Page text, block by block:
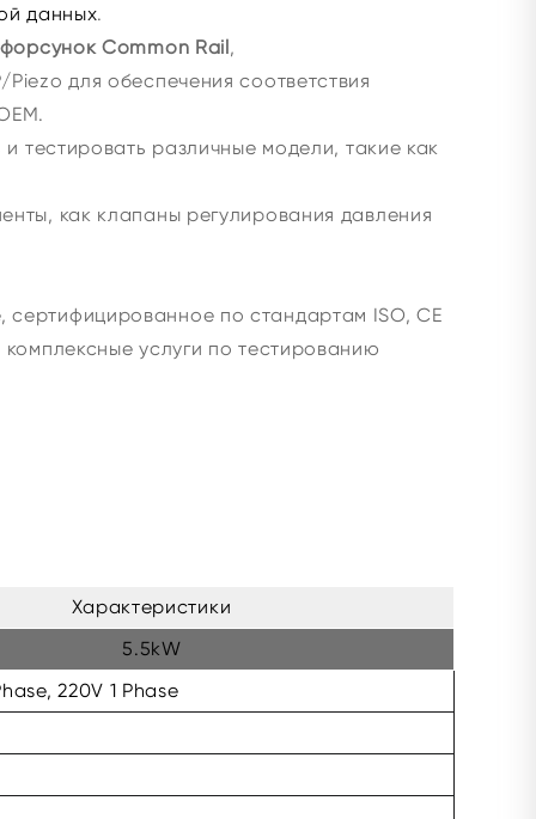
данных.
форсунок Common Rail,
для обеспечения соответствия
тестировать различные модели, такие как
как клапаны регулирования давления
по стандартам ISO, CE
услуги по тестированию
Характеристики
5.5kW
220V 1 Phase